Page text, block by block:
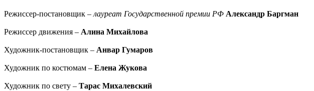
Режиссер-постановщик – лауреат Государственной премии РФ Александр Баргман
Режиссер движения – Алина Михайлова
Художник-постановщик – Анвар Гумаров
Художник по костюмам – Елена Жукова
Художник по свету – Тарас Михалевский